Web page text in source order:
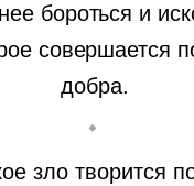
бороться и
совершается
добра.
зло творится